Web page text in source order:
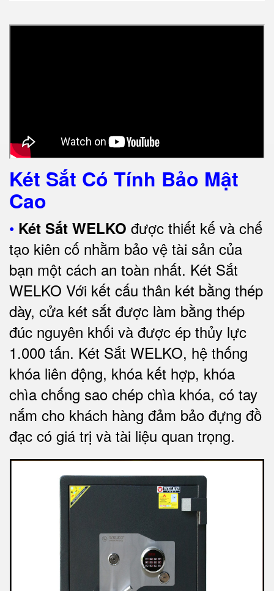
Két Sắt Có Tính Bảo Mật
Cao
• Két Sắt WELKO được thiết kế và chế
tạo kiên cố nhằm bảo vệ tài sản của
bạn một cách an toàn nhất. Két Sắt
WELKO Với kết cấu thân két bằng thép
dày, cửa két sắt được làm bằng thép
đúc nguyên khối và được ép thủy lực
1.000 tấn. Két Sắt WELKO, hệ thống
khóa liên động, khóa kết hợp, khóa
chìa chống sao chép chìa khóa, có tay
nắm cho khách hàng đảm bảo đựng đồ
đạc có giá trị và tài liệu quan trọng.